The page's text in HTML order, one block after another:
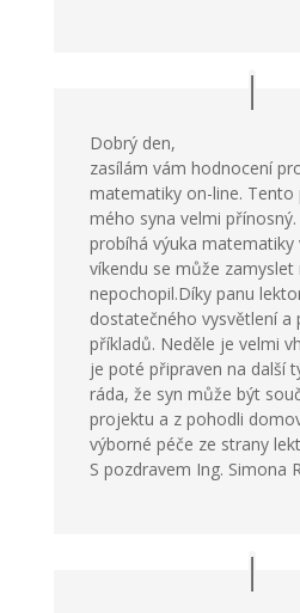
Dobrý den,
zasílám vám hodnocení
matematiky on-line.
mého syna velmi
probíhá výuka matematiky
víkendu se může
nepochopil.Díky panu
dostatečného vysvětlení a
příkladů. Neděle je velmi
je poté připraven na další
ráda, že syn může být
projektu a z pohodli
výborné péče ze strany
S pozdravem Ing. Simona